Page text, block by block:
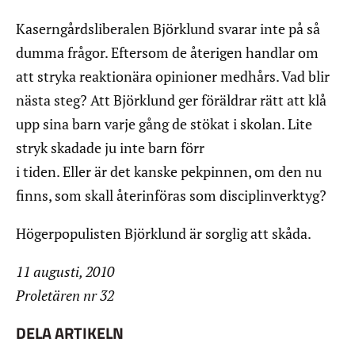
Kaserngårdsliberalen Björklund svarar inte på så
dumma frågor. Eftersom de återigen handlar om
att stryka reaktionära opinioner medhårs. Vad blir
nästa steg? Att Björklund ger föräldrar rätt att klå
upp sina barn varje gång de stökat i skolan. Lite
stryk skadade ju inte barn förr
i tiden. Eller är det kanske pekpinnen, om den nu
finns, som skall återinföras som disciplinverktyg?
Högerpopulisten Björklund är sorglig att skåda.
11 augusti, 2010
Proletären nr 32
DELA ARTIKELN